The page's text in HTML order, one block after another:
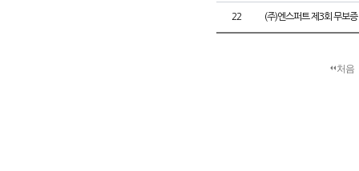
22 (주)엔스퍼트 제3회 무보
처음